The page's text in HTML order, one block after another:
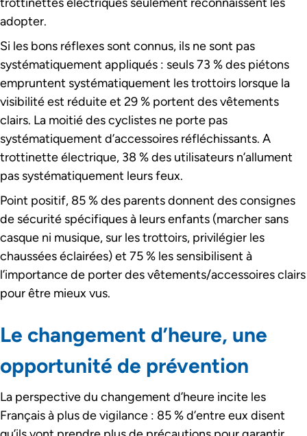
adopter.
Si les bons réflexes sont connus, ils ne sont pas
systématiquement appliqués : seuls 73 % des piétons
empruntent systématiquement les trottoirs lorsque la
visibilité est réduite et 29 % portent des vêtements
clairs. La moitié des cyclistes ne porte pas
systématiquement d’accessoires réfléchissants. A
trottinette électrique, 38 % des utilisateurs n’allument
pas systématiquement leurs feux.
Point positif, 85 % des parents donnent des consignes
de sécurité spécifiques à leurs enfants (marcher sans
casque ni musique, sur les trottoirs, privilégier les
chaussées éclairées) et 75 % les sensibilisent à
l’importance de porter des vêtements/accessoires clairs
pour être mieux vus.
Le changement d’heure, une
opportunité de prévention
La perspective du changement d’heure incite les
Français à plus de vigilance : 85 % d’entre eux disent